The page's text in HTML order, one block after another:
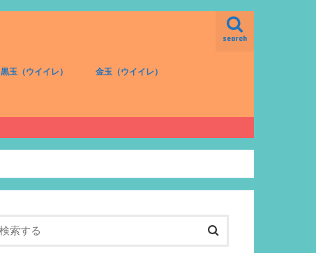
search
黒玉（ウイイレ） 金玉（ウイイレ）